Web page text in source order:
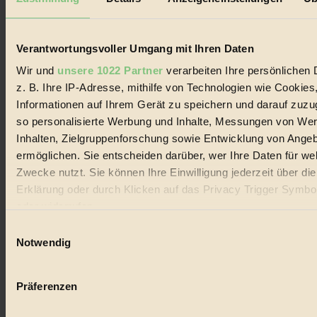
Verantwortungsvoller Umgang mit Ihren Daten
Wir und unsere 1022 Partner verarbeiten Ihre persönlichen
z. B. Ihre IP-Adresse, mithilfe von Technologien wie
Informationen auf Ihrem Gerät zu speichern und darauf
so personalisierte Werbung und Inhalte, Messungen von
Inhalten, Zielgruppenforschung sowie Entwicklung von
ermöglichen. Sie entscheiden darüber, wer Ihre Daten für
Zwecke nutzt. Sie können Ihre Einwilligung jederzeit über
Erklärung oder durch Klicken auf das Privacy Trigger
Wenn Sie es erlauben, würden wir auch gerne:
Ihr Gerät durch aktives Scannen nach bestimmten
Notwendig
Präferenzen
Biorama steht für einen nachhaltigen Lebensstil und bewussten
Lebenswandel. Es ist eine moderne Plattform für Ideen, Menschen
Handels mit Bioprodukten, des Fair-Trade sowie der Branche
alternativer Energien.
Social Media
22.601 Fans auf Facebook
3.415 Follower auf Twitter
Folge uns auf Instagram
Themen
Bio
Vegan